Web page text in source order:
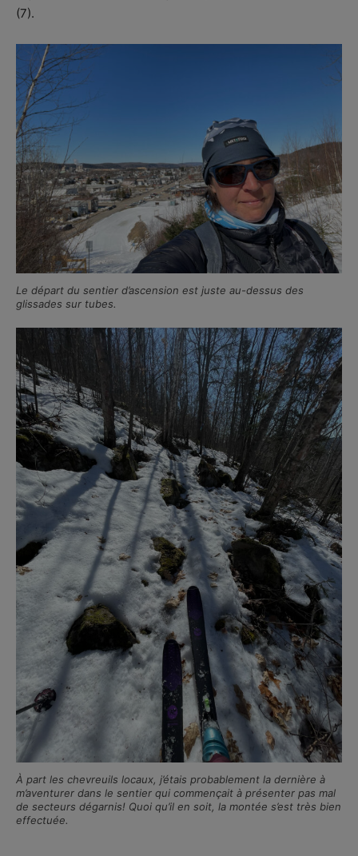
(7).
Le départ du sentier d’ascension est juste au-dessus des
glissades sur tubes.
À part les chevreuils locaux, j’étais probablement la dernière à
m’aventurer dans le sentier qui commençait à présenter pas mal
de secteurs dégarnis! Quoi qu’il en soit, la montée s’est très bien
effectuée.